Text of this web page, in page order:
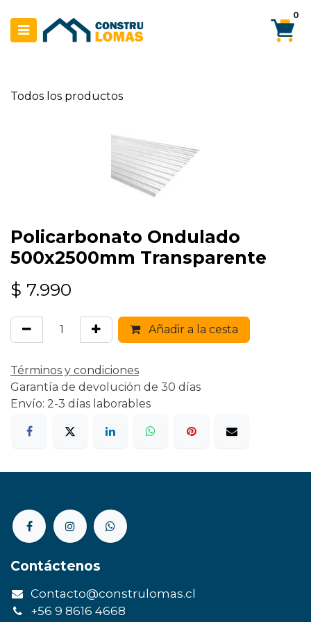
0
Todos los productos
Policarbonato Ondulado
500x2500mm Transparente
$ 7.990
Añadir a la cesta
Términos y condiciones
Garantía de devolución de 30 días
Envío: 2-3 días laborables
Contáctenos
Contacto@construlomas.cl
+56 9 8616 4668